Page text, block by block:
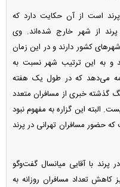
است از آن حکایت دارد که
از شهر خارج شده‌اند. وی
کشور دارند و در این زمان
و به این ترتیب شهر نسبت به
می‌دهد که در طول یک هفته
گذشته خبری از مسافران متعدد
البته این گزاره به مفهوم نبود
حضور مسافران تهرانی در پرند
پرند با آقایی میانسال گفت‌و‌گو
کاهش تعداد مسافران روزانه به